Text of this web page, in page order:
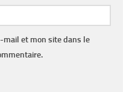
mail et mon site dans le